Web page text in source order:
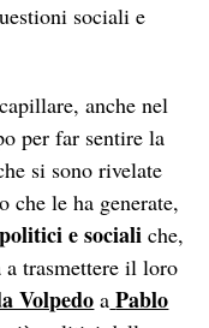
sociali e
anche nel
per far sentire la
si sono rivelate
che le ha generate,
e socialiche,
a trasmettere il loro
Volpedo a Pablo